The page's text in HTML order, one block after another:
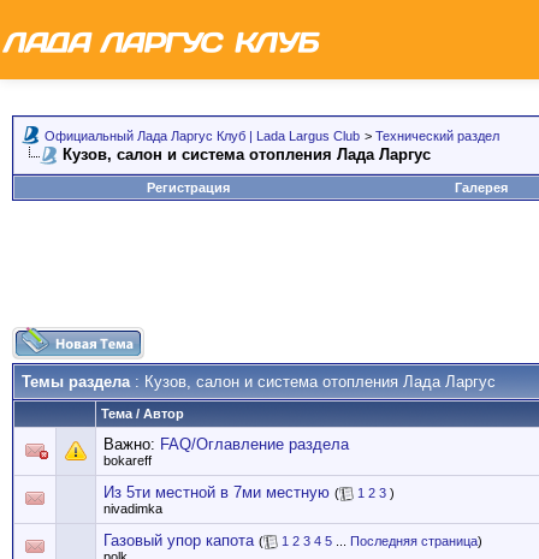
Официальный Лада Ларгус Клуб | Lada Largus Club > Технический раздел
Кузов, салон и система отопления Лада Ларгус
Регистрация Галерея
Темы раздела: Кузов, салон и система отопления Лада Ларгус
Тема / Автор
Важно: FAQ/Оглавление раздела
bokareff
Из 5ти местной в 7ми местную ( 1 2 3 )
nivadimka
Газовый упор капота ( 1 2 3 4 5 Последняя страница)